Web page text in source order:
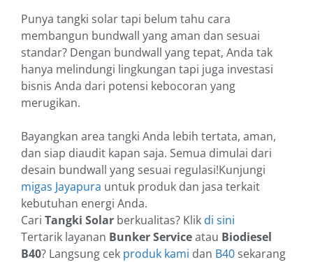
Punya tangki solar tapi belum tahu cara
membangun bundwall yang aman dan sesuai
standar? Dengan bundwall yang tepat, Anda tak
hanya melindungi lingkungan tapi juga investasi
bisnis Anda dari potensi kebocoran yang
merugikan.
Bayangkan area tangki Anda lebih tertata, aman,
dan siap diaudit kapan saja. Semua dimulai dari
desain bundwall yang sesuai regulasi!Kunjungi
migas Jayapura untuk produk dan jasa terkait
kebutuhan energi Anda.
Cari Tangki Solar berkualitas? Klik di sini
Tertarik layanan Bunker Serviceatau Biodiesel
B40? Langsung cek produk kami dan B40 sekarang